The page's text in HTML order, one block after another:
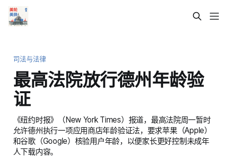
司法与法律
最高法院放行德州年龄验
证
《纽约时报》（New York Times）报道，最高法院周一暂时
允许德州执行一项应用商店年龄验证法，要求苹果（Apple）
和谷歌（Google）核验用户年龄，以便家长更好控制未成年
人下载内容。